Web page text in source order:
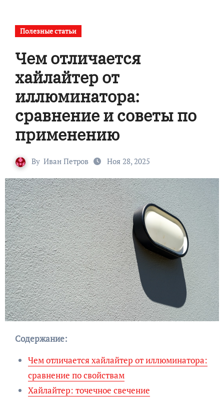
Полезные статьи
Чем отличается
хайлайтер от
иллюминатора:
сравнение и советы по
применению
By Иван Петров Ноя 28, 2025
Содержание:
Чем отличается хайлайтер от иллюминатора:
сравнение по свойствам
Хайлайтер: точечное свечение